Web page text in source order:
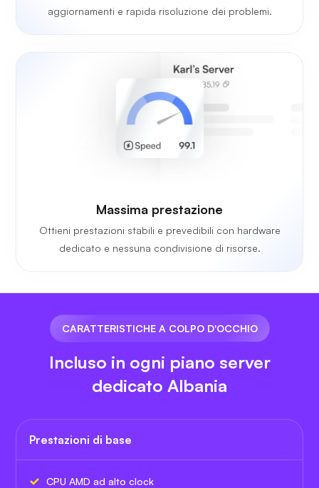
aggiornamenti e rapida risoluzione dei problemi.
Massima prestazione
Ottieni prestazioni stabili e prevedibili con hardware
dedicato e nessuna condivisione di risorse.
CARATTERISTICHE A COLPO D'OCCHIO
Incluso in ogni piano server
dedicato Albania
Prestazioni di base
CPU AMD ad alto clock